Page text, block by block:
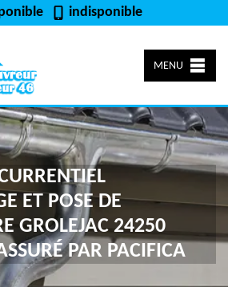
indisponible
MENU
ET POSE DE
GROLEJAC 24250
PAR PACIFICA